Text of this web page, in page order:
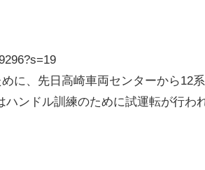
に、先日高崎車両センターから12系
ンドル訓練のために試運転が行わ